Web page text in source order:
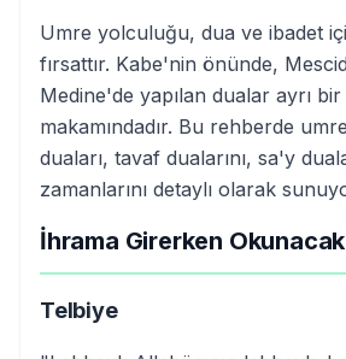
Umre yolculuğu, dua ve ibadet
fırsattır. Kabe'nin önünde,
Medine'de yapılan dualar ayrı
makamındadır. Bu rehberde
duaları, tavaf dualarını, sa'y
zamanlarını detaylı olarak
İhrama Girerken
Telbiye